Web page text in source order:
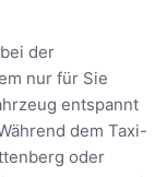
der
nur für Sie
entspannt
dem Taxi-
oder